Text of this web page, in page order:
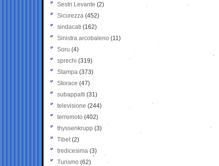
Sestri Levante (2)
Sicurezza (452)
sindacati (162)
Sinistra arcobaleno (11)
Soru (4)
sprechi (319)
Stampa (373)
Storace (47)
subappalti (31)
televisione(244)
terremoto (402)
thyssenkrupp (3)
Tibet(2)
tredicesima (3)
Turismo (62)